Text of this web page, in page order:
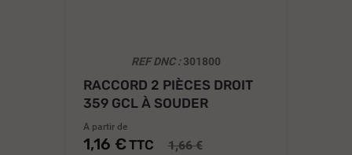
REF DNC :301800
RACCORD 2 PIÈCES DROIT
359 GCL À SOUDER
A partir de
1,16 € TTC 1,66 €